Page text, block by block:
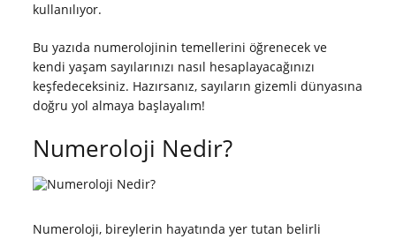
kullanılıyor.
Bu yazıda numerolojinin temellerini öğrenecek ve
kendi yaşam sayılarınızı nasıl hesaplayacağınızı
keşfedeceksiniz. Hazırsanız, sayıların gizemli dünyasına
doğru yol almaya başlayalım!
Numeroloji Nedir?
Numeroloji, bireylerin hayatında yer tutan belirli